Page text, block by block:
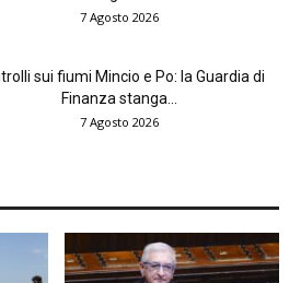
7 Agosto 2026
sui fiumi Mincio e Po: la Guardia di
Finanza stanga...
7 Agosto 2026